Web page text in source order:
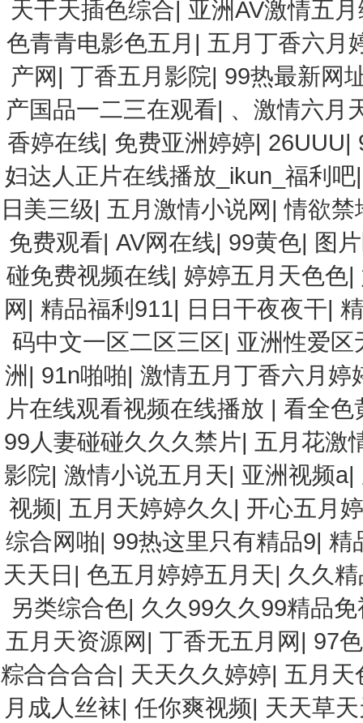
天干天插色综合| 亚洲AV激情五
色青青电影色五月 | 五月丁香六月
产网|丁香五月影院| 99热最新网
产国品一二三在观看| 、激情六月
香婷在线| 免费亚洲婷婷| 26UUU|
妇达人正片在线播放_ikun_福利吧
日美三级| 五月激情小说网|情欲禁
免费观看| AV网在线| 99黄色| 图
碰免费视频在线| 婷婷五月天色色|
网|精品福利911| 日日干夜夜干|
码中文一区二区三区| 亚洲性爱区
洲 | 91n啪啪| 激情五月丁香六月婷
片在线观看视频在线播放 | 看全色
99人妻碰碰久久久禁片| 五月花激
影院|激情小说五月天| 亚洲视频a|
视频| 五月天婷婷久久 | 开心五月
综合网啪| 99热这里只有精品9| 精
天天日 |色五月婷婷五月天| 久久
另类综合色| 久久99久久99精品
五月天资源网| 丁香无五月网| 97
粽合合合合| 天天久久婷婷| 五月天
月成人丝袜|任你爽视频| 天天草